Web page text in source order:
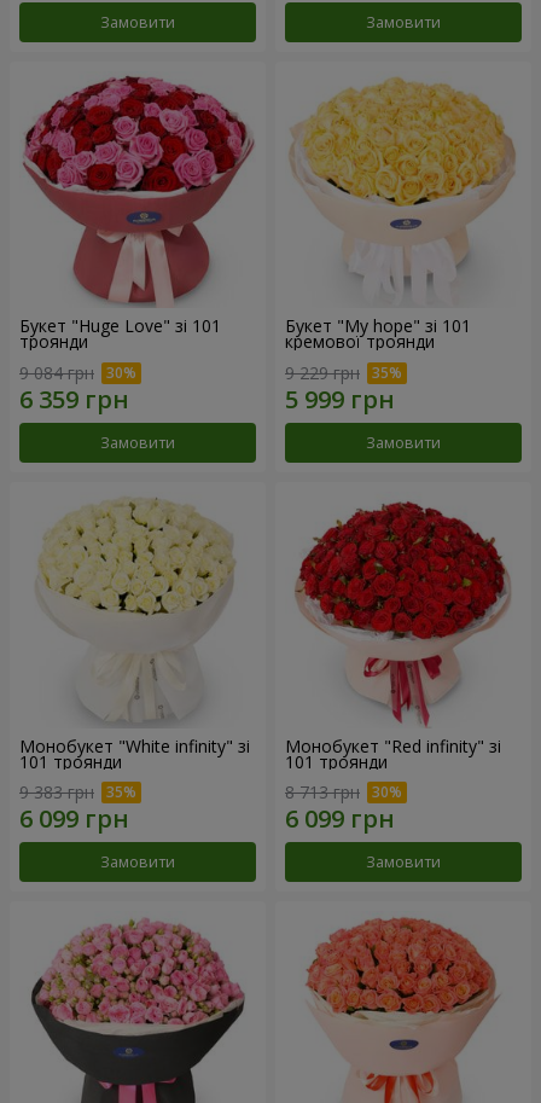
Замовити Замовити
Букет "Huge Love" зі 101
троянди
9 084 грн
Замовити
Букет "My hope" зі 101
кремової троянди
9 229 грн
Замовити
Монобукет "White infinity" зі
101 троянди
9 383 грн
Замовити
Монобукет "Red infinity" зі
101 троянди
8 713 грн
Замовити